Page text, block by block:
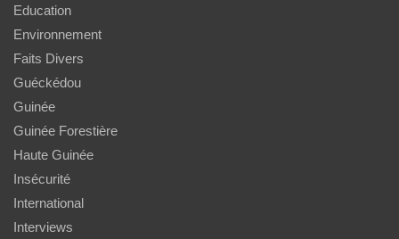
Education
Environnement
Faits Divers
Guéckédou
Guinée
Guinée Forestière
Haute Guinée
Insécurité
International
Interviews